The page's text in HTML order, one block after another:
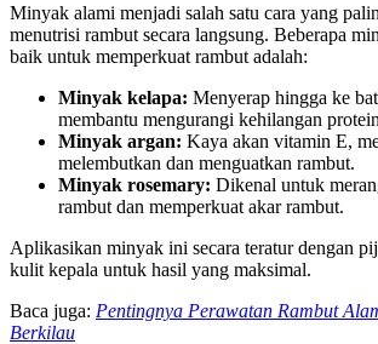
Minyak alami menjadi salah satu cara yang
menutrisi rambut secara langsung. Beberapa
baik untuk memperkuat rambut adalah:
Minyak kelapa: Menyerap hingga ke
membantu mengurangi kehilangan
Minyak argan: Kaya akan vitamin E,
melembutkan dan menguatkan rambut.
Minyak rosemary: Dikenal untuk
rambut dan memperkuat akar rambut.
Aplikasikan minyak ini secara teratur dengan
kulit kepala untuk hasil yang maksimal.
Baca juga: Pentingnya Perawatan Rambut
Berkilau